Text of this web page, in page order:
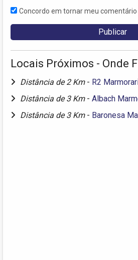
Concordo em tornar meu comentário
Locais Próximos - Onde
Distância de 2 Km - R2
Distância de 3 Km - Albach
Distância de 3 Km - Baronesa